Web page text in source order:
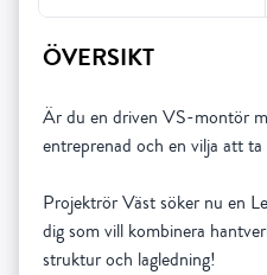
ÖVERSIKT
Är du en driven VS-montör
entreprenad och en vilja att
Projektrör Väst söker nu en
dig som vill kombinera
struktur och lagledning!